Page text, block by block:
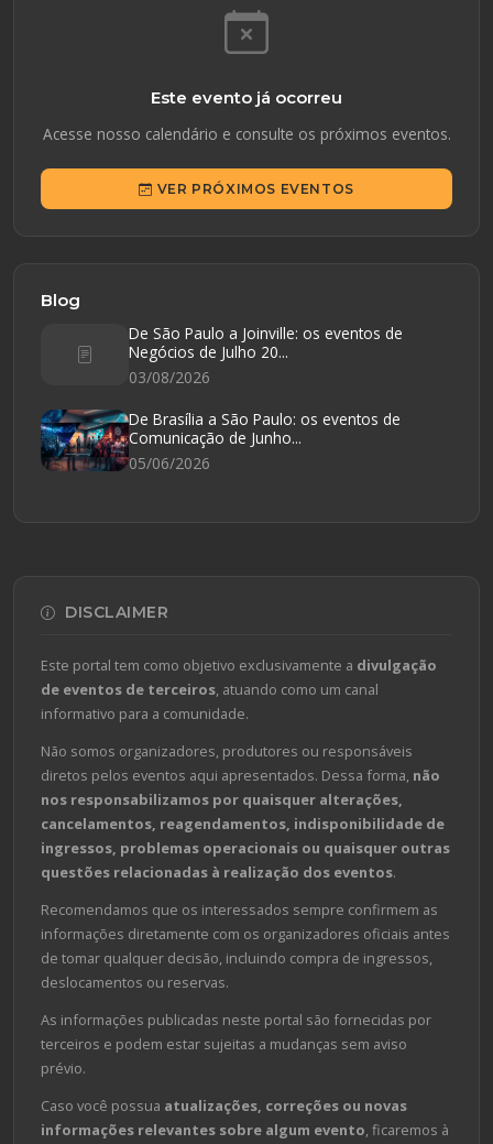
Este evento já ocorreu
Acesse nosso calendário e consulte os próximos eventos.
VER PRÓXIMOS EVENTOS
Blog
De São Paulo a Joinville: os eventos de
Negócios de Julho 20...
03/08/2026
De Brasília a São Paulo: os eventos de
Comunicação de Junho...
05/06/2026
DISCLAIMER
Este portal tem como objetivo exclusivamente a divulgação
de eventos de terceiros, atuando como um canal
informativo para a comunidade.
Não somos organizadores, produtores ou responsáveis
diretos pelos eventos aqui apresentados. Dessa forma, não
nos responsabilizamos por quaisquer alterações,
cancelamentos, reagendamentos, indisponibilidade de
ingressos, problemas operacionais ou quaisquer outras
questões relacionadas à realização dos eventos.
Recomendamos que os interessados sempre confirmem as
informações diretamente com os organizadores oficiais antes
de tomar qualquer decisão, incluindo compra de ingressos,
deslocamentos ou reservas.
As informações publicadas neste portal são fornecidas por
terceiros e podem estar sujeitas a mudanças sem aviso
prévio.
Caso você possua atualizações, correções ou novas
informações relevantes sobre algum evento, ficaremos à